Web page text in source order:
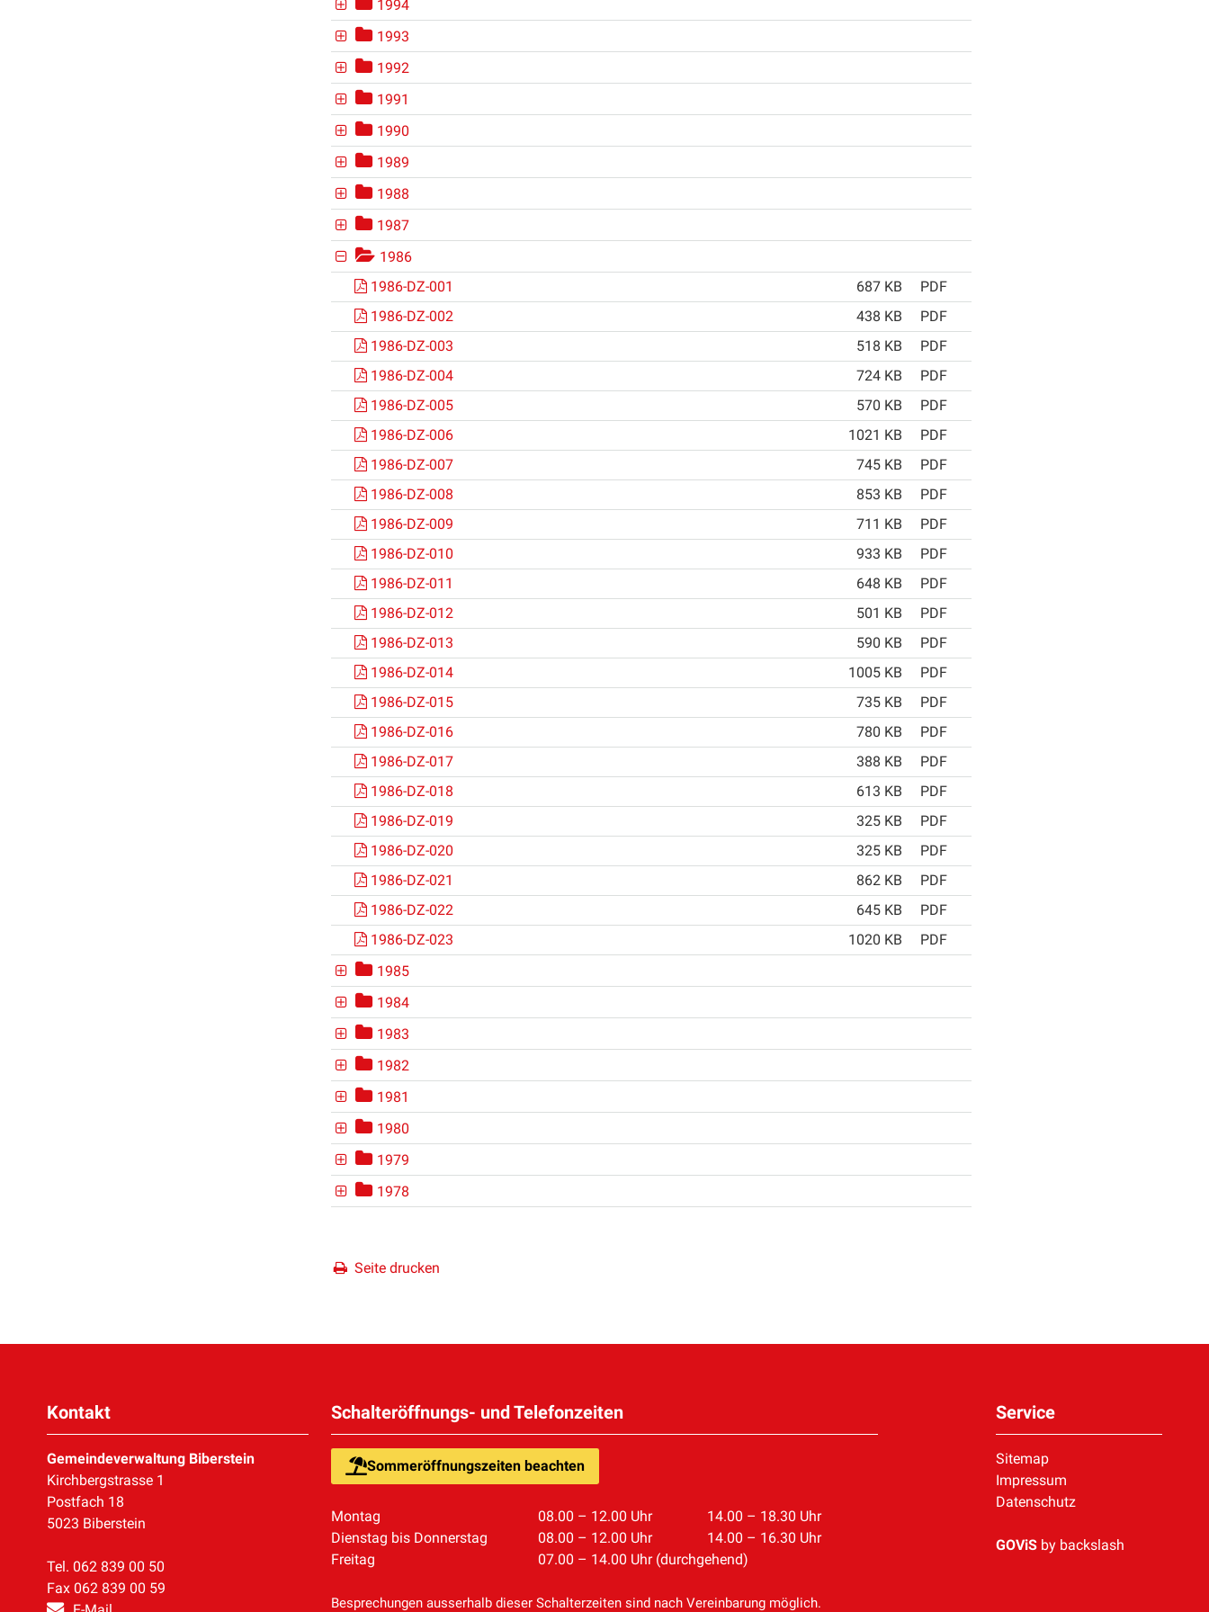
1994
1993
1992
1991
1990
1989
1988
1987
1986
1986-DZ-001
687 KB
PDF
1986-DZ-002
438 KB
PDF
1986-DZ-003
518 KB
PDF
1986-DZ-004
724 KB
PDF
1986-DZ-005
570 KB
PDF
1986-DZ-006
1021 KB
PDF
1986-DZ-007
745 KB
PDF
1986-DZ-008
853 KB
PDF
1986-DZ-009
711 KB
PDF
1986-DZ-010
933 KB
PDF
1986-DZ-011
648 KB
PDF
1986-DZ-012
501 KB
PDF
1986-DZ-013
590 KB
PDF
1986-DZ-014
1005 KB
PDF
1986-DZ-015
735 KB
PDF
1986-DZ-016
780 KB
PDF
1986-DZ-017
388 KB
PDF
1986-DZ-018
613 KB
PDF
1986-DZ-019
325 KB
PDF
1986-DZ-020
325 KB
PDF
1986-DZ-021
862 KB
PDF
1986-DZ-022
645 KB
PDF
1986-DZ-023
1020 KB
PDF
1985
1984
1983
1982
1981
1980
1979
1978
Seite drucken
Kontakt
Gemeindeverwaltung Biberstein
Kirchbergstrasse 1
Postfach 18
5023 Biberstein
Tel. 062 839 00 50
Fax 062 839 00 59
Schalteröffnungs- und Telefonzeiten
Sommeröffnungszeiten beachten
Montag 08.00 – 12.00 Uhr
14.00 – 18.30 Uhr
Dienstag bis Donnerstag
08.00 – 12.00 Uhr
14.00 – 16.30 Uhr
Freitag
07.00 – 14.00 Uhr (durchgehend)
Besprechungen ausserhalb dieser Schalterzeiten sind nach Vereinbarung möglich.
Service
Sitemap
Impressum
Datenschutz
GOViSby backslash